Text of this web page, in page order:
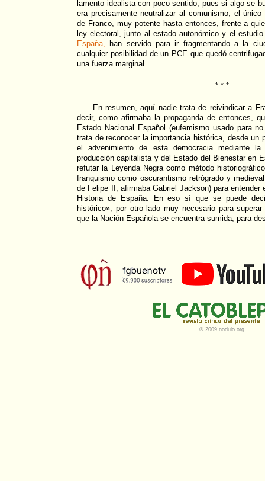
lamento idealista con poco sentido, pues si algo se
era precisamente neutralizar al comunismo, el
de Franco, muy potente hasta entonces, frente a
ley electoral, junto al estado autonómico y el
España, han servido para ir fragmentando a la
cualquier posibilidad de un PCE que quedó
una fuerza marginal.
* * *
En resumen, aquí nadie trata de reivindicar a
decir, como afirmaba la propaganda de entonces,
Estado Nacional Español (eufemismo usado para
trata de reconocer la importancia histórica, desde un
el advenimiento de esta democracia mediante
producción capitalista y del Estado del Bienestar en
refutar la Leyenda Negra como método
franquismo como oscurantismo retrógrado y
de Felipe II, afirmaba Gabriel Jackson) para
Historia de España. En eso sí que se puede
histórico», por otro lado muy necesario para
que la Nación Española se encuentra sumida, para
© 2009 nodulo.org